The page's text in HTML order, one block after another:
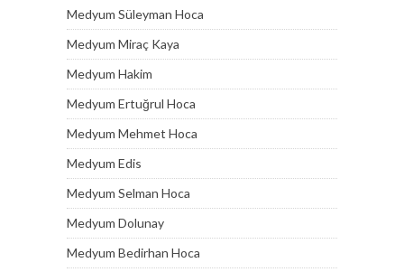
Medyum Süleyman Hoca
Medyum Miraç Kaya
Medyum Hakim
Medyum Ertuğrul Hoca
Medyum Mehmet Hoca
Medyum Edis
Medyum Selman Hoca
Medyum Dolunay
Medyum Bedirhan Hoca